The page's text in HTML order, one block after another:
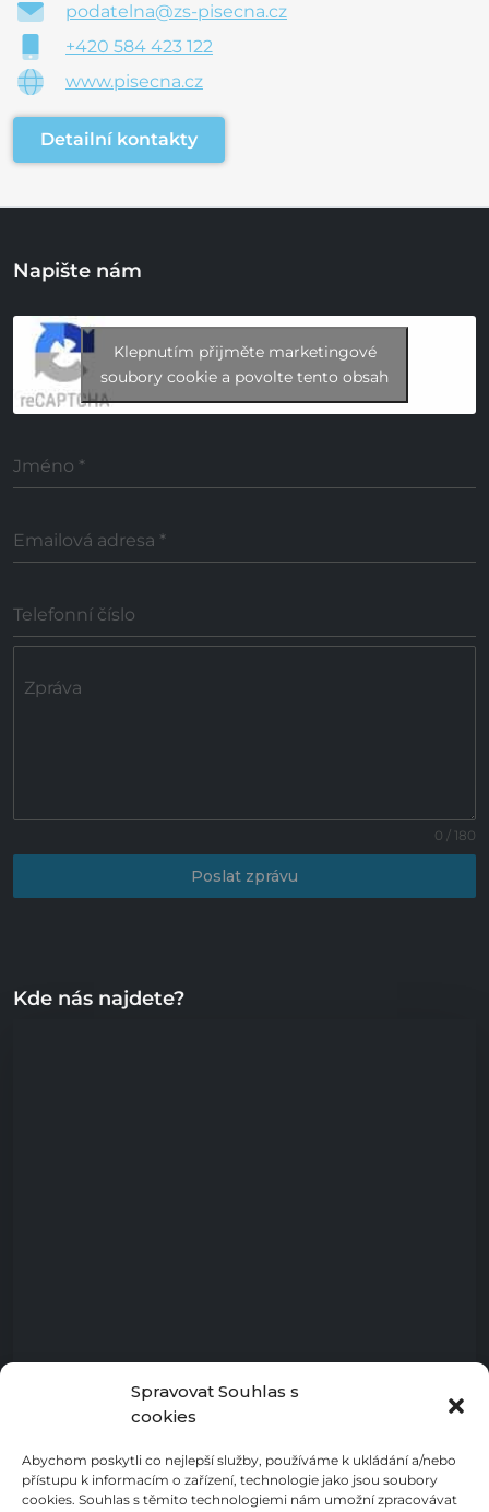
Spravovat Souhlas s
cookies
Abychom poskytli co nejlepší služby, používáme k ukládání a/nebo
přístupu k informacím o zařízení, technologie jako jsou soubory
cookies. Souhlas s těmito technologiemi nám umožní zpracovávat
podatelna@zs-pisecna.cz
+420 584 423 122
www.pisecna.cz
Detailní kontakty
Napište nám
Klepnutím přijměte marketingové
soubory cookie a povolte tento obsah
Jméno *
Emailová adresa *
Telefonní číslo
Zpráva
0 / 180
Poslat zprávu
Kde nás najdete?